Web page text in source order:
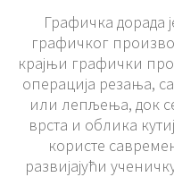
Графичка дорада
графичког
крајњи графички
операција резања,
или лепљења, док
врста и облика
користе
развијајући